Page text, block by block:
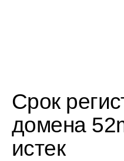
Срок
домена
истек